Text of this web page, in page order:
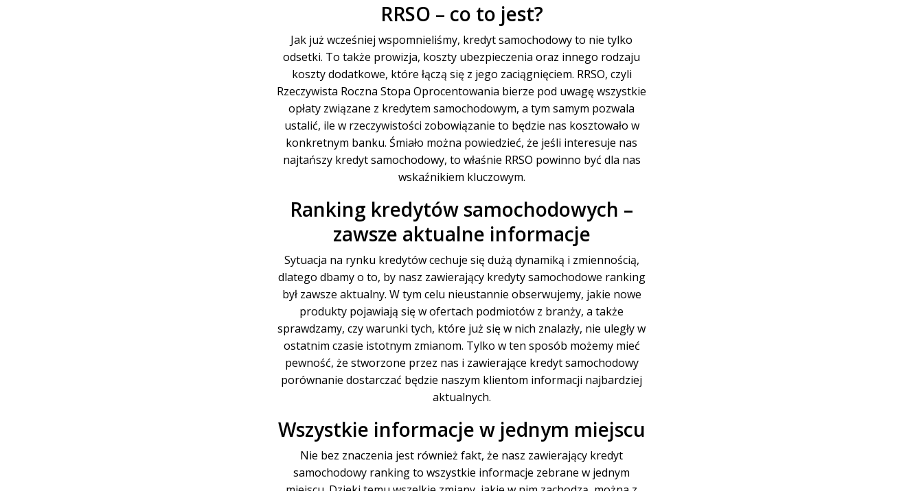
RRSO – co to jest?
Jak już wcześniej wspomnieliśmy, kredyt samochodowy to nie tylko
odsetki. To także prowizja, koszty ubezpieczenia oraz innego rodzaju
koszty dodatkowe, które łączą się z jego zaciągnięciem. RRSO, czyli
Rzeczywista Roczna Stopa Oprocentowania bierze pod uwagę wszystkie
opłaty związane z kredytem samochodowym, a tym samym pozwala
ustalić, ile w rzeczywistości zobowiązanie to będzie nas kosztowało w
konkretnym banku. Śmiało można powiedzieć, że jeśli interesuje nas
najtańszy kredyt samochodowy, to właśnie RRSO powinno być dla nas
wskaźnikiem kluczowym.
Ranking kredytów samochodowych –
zawsze aktualne informacje
Sytuacja na rynku kredytów cechuje się dużą dynamiką i zmiennością,
dlatego dbamy o to, by nasz zawierający kredyty samochodowe ranking
był zawsze aktualny. W tym celu nieustannie obserwujemy, jakie nowe
produkty pojawiają się w ofertach podmiotów z branży, a także
sprawdzamy, czy warunki tych, które już się w nich znalazły, nie uległy w
ostatnim czasie istotnym zmianom. Tylko w ten sposób możemy mieć
pewność, że stworzone przez nas i zawierające kredyt samochodowy
porównanie dostarczać będzie naszym klientom informacji najbardziej
aktualnych.
Wszystkie informacje w jednym miejscu
Nie bez znaczenia jest również fakt, że nasz zawierający kredyt
samochodowy ranking to wszystkie informacje zebrane w jednym